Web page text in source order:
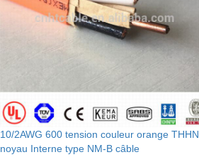
10/2AWG 600 tension couleur orange THHN
noyau Interne type NM-B câble